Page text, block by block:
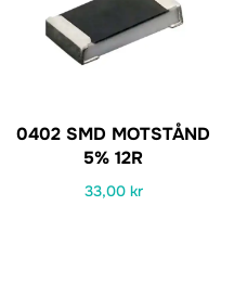
0402 SMD MOTSTÅND
5% 12R
33,00 kr